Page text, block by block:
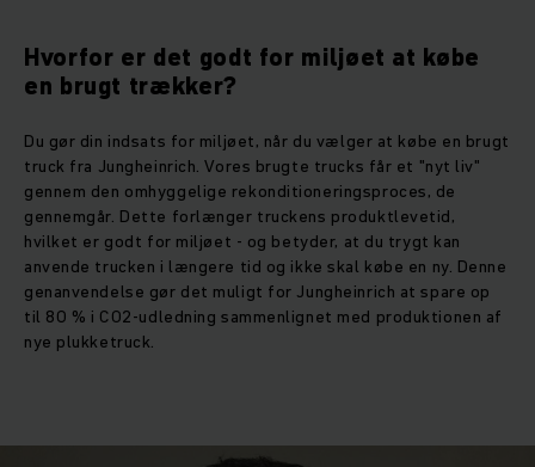
Hvorfor er det godt for miljøet at købe
en brugt trækker?
Du gør din indsats for miljøet, når du vælger at købe en brugt
truck fra Jungheinrich. Vores brugte trucks får et "nyt liv"
gennem den omhyggelige rekonditioneringsproces, de
gennemgår. Dette forlænger truckens produktlevetid,
hvilket er godt for miljøet - og betyder, at du trygt kan
anvende trucken i længere tid og ikke skal købe en ny. Denne
genanvendelse gør det muligt for Jungheinrich at spare op
til 80 % i CO2-udledning sammenlignet med produktionen af
nye plukketruck.